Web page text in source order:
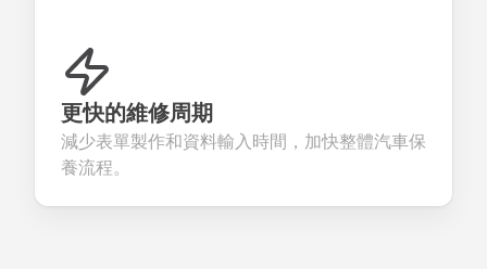
更快的維修周期
減少表單製作和資料輸入時間，加快整體汽車保
養流程。